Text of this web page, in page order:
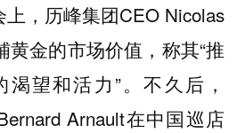
，历峰集团CEO Nicolas
黄金的市场价值，称其“推
望和活力”。不久后，
Arnault在中国巡店